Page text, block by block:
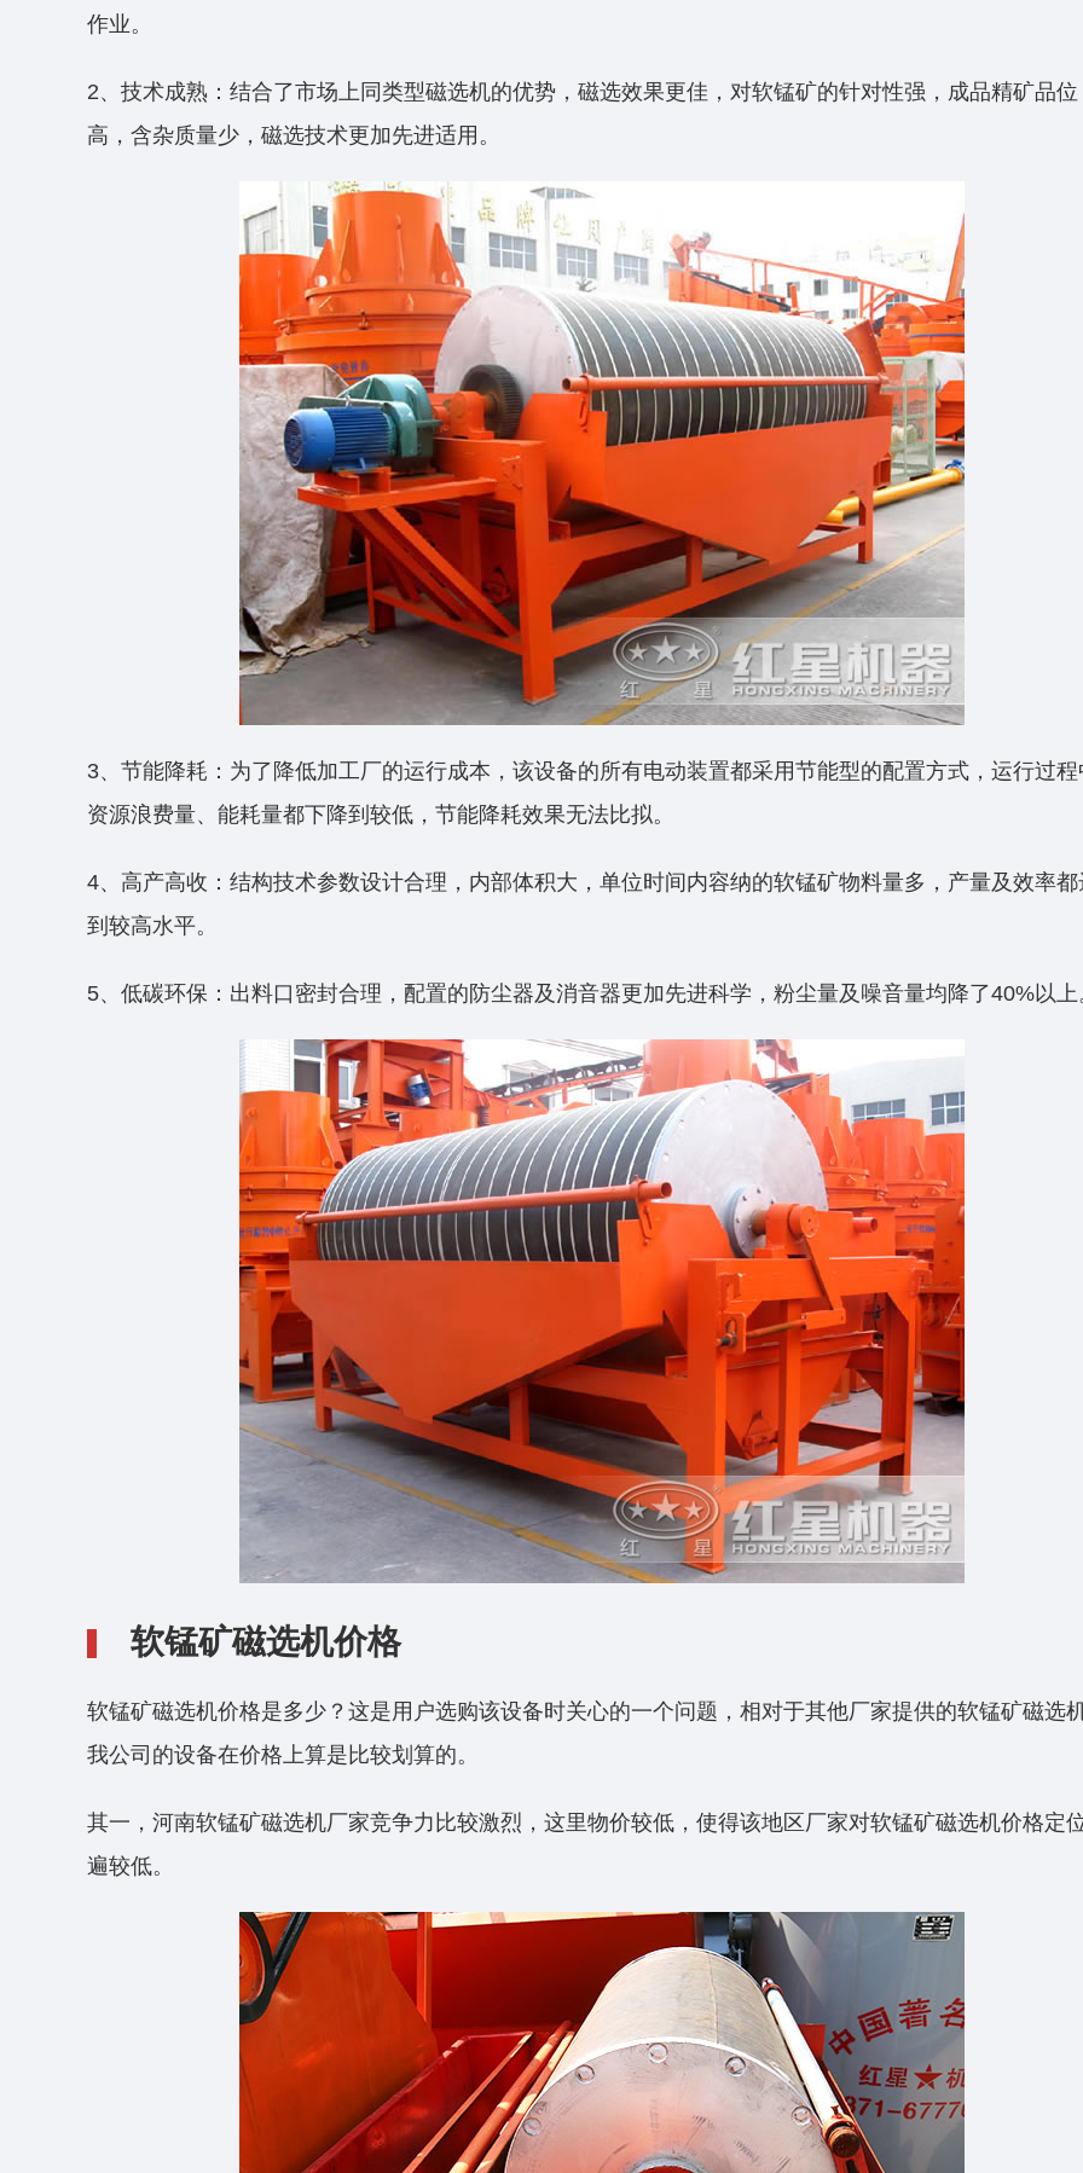
作业。
2、技术成熟：结合了市场上同类型磁选机的优势，磁选效果更佳，对软锰矿的针对性强，成品精矿品位
高，含杂质量少，磁选技术更加先进适用。
3、节能降耗：为了降低加工厂的运行成本，该设备的所有电动装置都采用节能型的配置方式，运行过程
资源浪费量、能耗量都下降到较低，节能降耗效果无法比拟。
4、高产高收：结构技术参数设计合理，内部体积大，单位时间内容纳的软锰矿物料量多，产量及效率都
到较高水平。
5、低碳环保：出料口密封合理，配置的防尘器及消音器更加先进科学，粉尘量及噪音量均降了40%以上
软锰矿磁选机价格
软锰矿磁选机价格是多少？这是用户选购该设备时关心的一个问题，相对于其他厂家提供的软锰矿磁选机
我公司的设备在价格上算是比较划算的。
其一，河南软锰矿磁选机厂家竞争力比较激烈，这里物价较低，使得该地区厂家对软锰矿磁选机价格定
遍较低。